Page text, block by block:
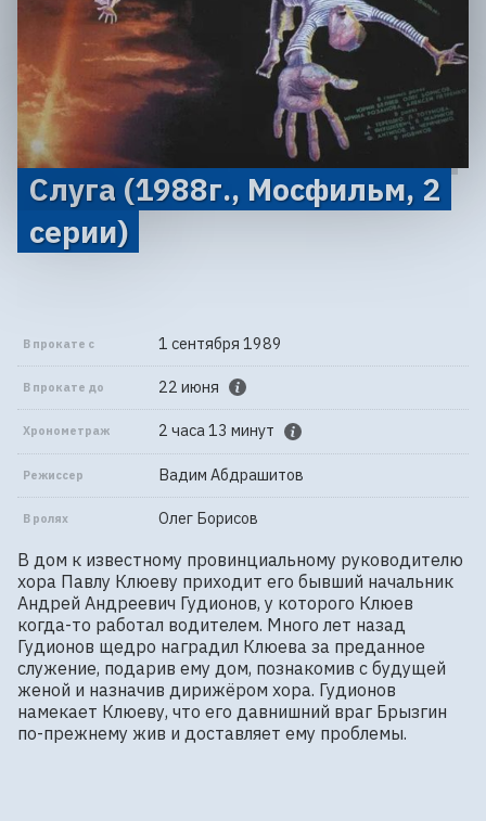
Слуга (1988г., Мосфильм, 2
серии)
В прокате с 1 сентября 1989
В прокате до 22 июня
Хронометраж 2 часа 13 минут
Режиссер Вадим Абдрашитов
В ролях Олег Борисов
В дом к известному провинциальному руководителю
хора Павлу Клюеву приходит его бывший начальник
Андрей Андреевич Гудионов, у которого Клюев
когда-то работал водителем. Много лет назад
Гудионов щедро наградил Клюева за преданное
служение, подарив ему дом, познакомив с будущей
женой и назначив дирижёром хора. Гудионов
намекает Клюеву, что его давнишний враг Брызгин
по-прежнему жив и доставляет ему проблемы.